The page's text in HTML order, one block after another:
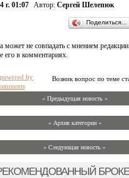
г. 01:07 Автор: Сергей Шелепюк
Поделиться…
может не совпадать с мнением
его в комментариях.
Возник вопрос по теме
by
« Предыдущая новость «
» Архив категории «
» Следующая новость »